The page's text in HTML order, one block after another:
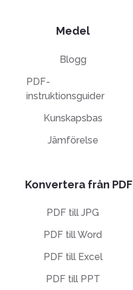
Medel
Blogg
PDF-
instruktionsguider
Kunskapsbas
Jämförelse
Konvertera från PDF
PDF till JPG
PDF till Word
PDF till Excel
PDF till PPT